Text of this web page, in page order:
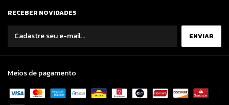
RECEBER NOVIDADES
Meios de pagamento